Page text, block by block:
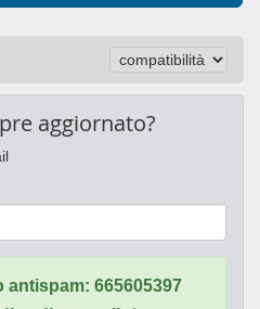
aggiornato?
antispam: 665605397